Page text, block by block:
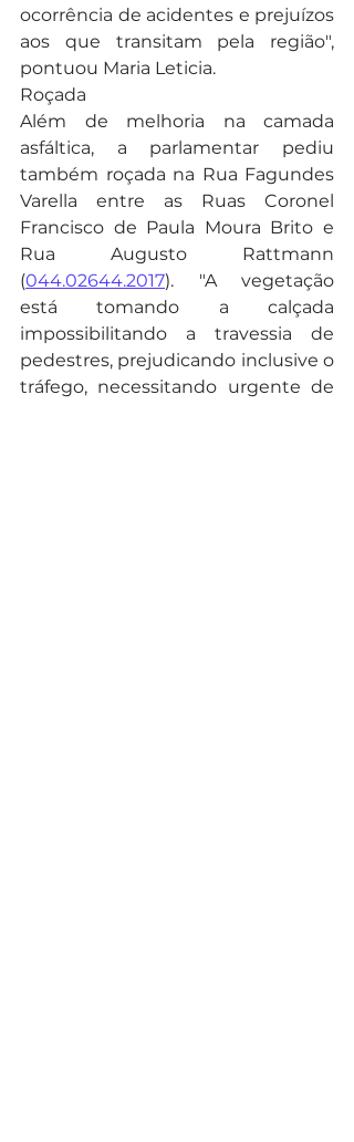
ocorrência de acidentes e prejuízos
aos que transitam pela região",
pontuou Maria Leticia.
Roçada
Além de melhoria na camada
asfáltica, a parlamentar pediu
também roçada na Rua Fagundes
Varella entre as Ruas Coronel
Francisco de Paula Moura Brito e
Rua Augusto Rattmann
(044.02644.2017). "A vegetação
está tomando a calçada
impossibilitando a travessia de
pedestres, prejudicando inclusive o
tráfego, necessitando urgente de